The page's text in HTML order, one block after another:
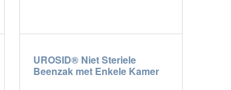
UROSID® Niet Steriele
Beenzak met Enkele Kamer